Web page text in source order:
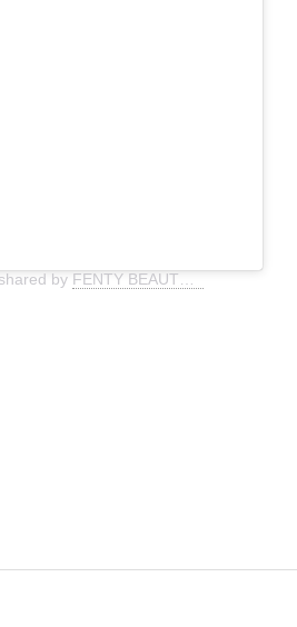
by FENTY BEAUTY BY RIHANNA